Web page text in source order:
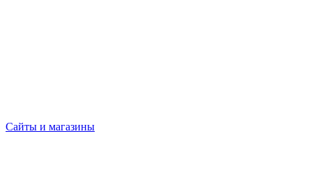
Сайты и магазины